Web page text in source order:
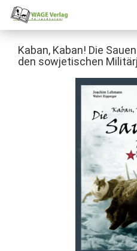
Kaban, Kaban! Die
den sowjetischen